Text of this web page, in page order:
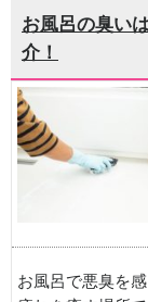
お風呂の臭い
介！
お風呂で悪臭を